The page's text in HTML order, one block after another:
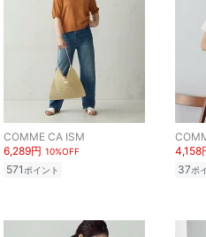
COMME CA ISM
6,289円 10%OFF
571 ポイント
4,158
37ポ